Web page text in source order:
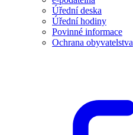
Úřední deska
Úřední hodiny
Povinné informace
Ochrana obyvatelstva